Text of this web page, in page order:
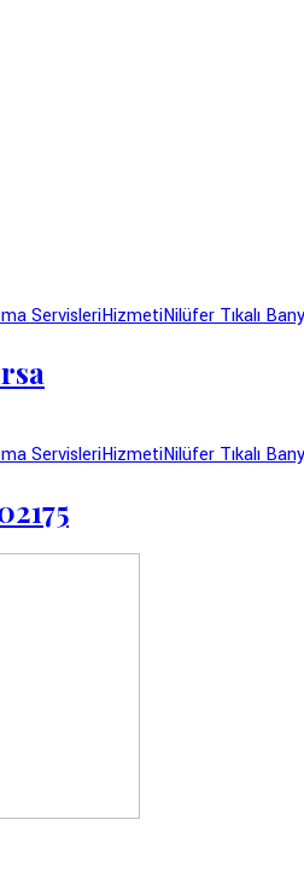
ServisleriHizmetiNilüfer Tıkalı
ServisleriHizmetiNilüfer Tıkalı